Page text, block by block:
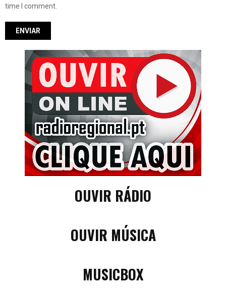
time I comment.
OUVIR RÁDIO
OUVIR MÚSICA
MUSICBOX